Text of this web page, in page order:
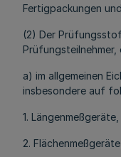
Fertigpackungen
(2) Der
Prüfungsteilnehmer,
a) im allgemeinen
insbesondere auf
1. Längenmeßgeräte,
2. Flächenmeßgeräte,